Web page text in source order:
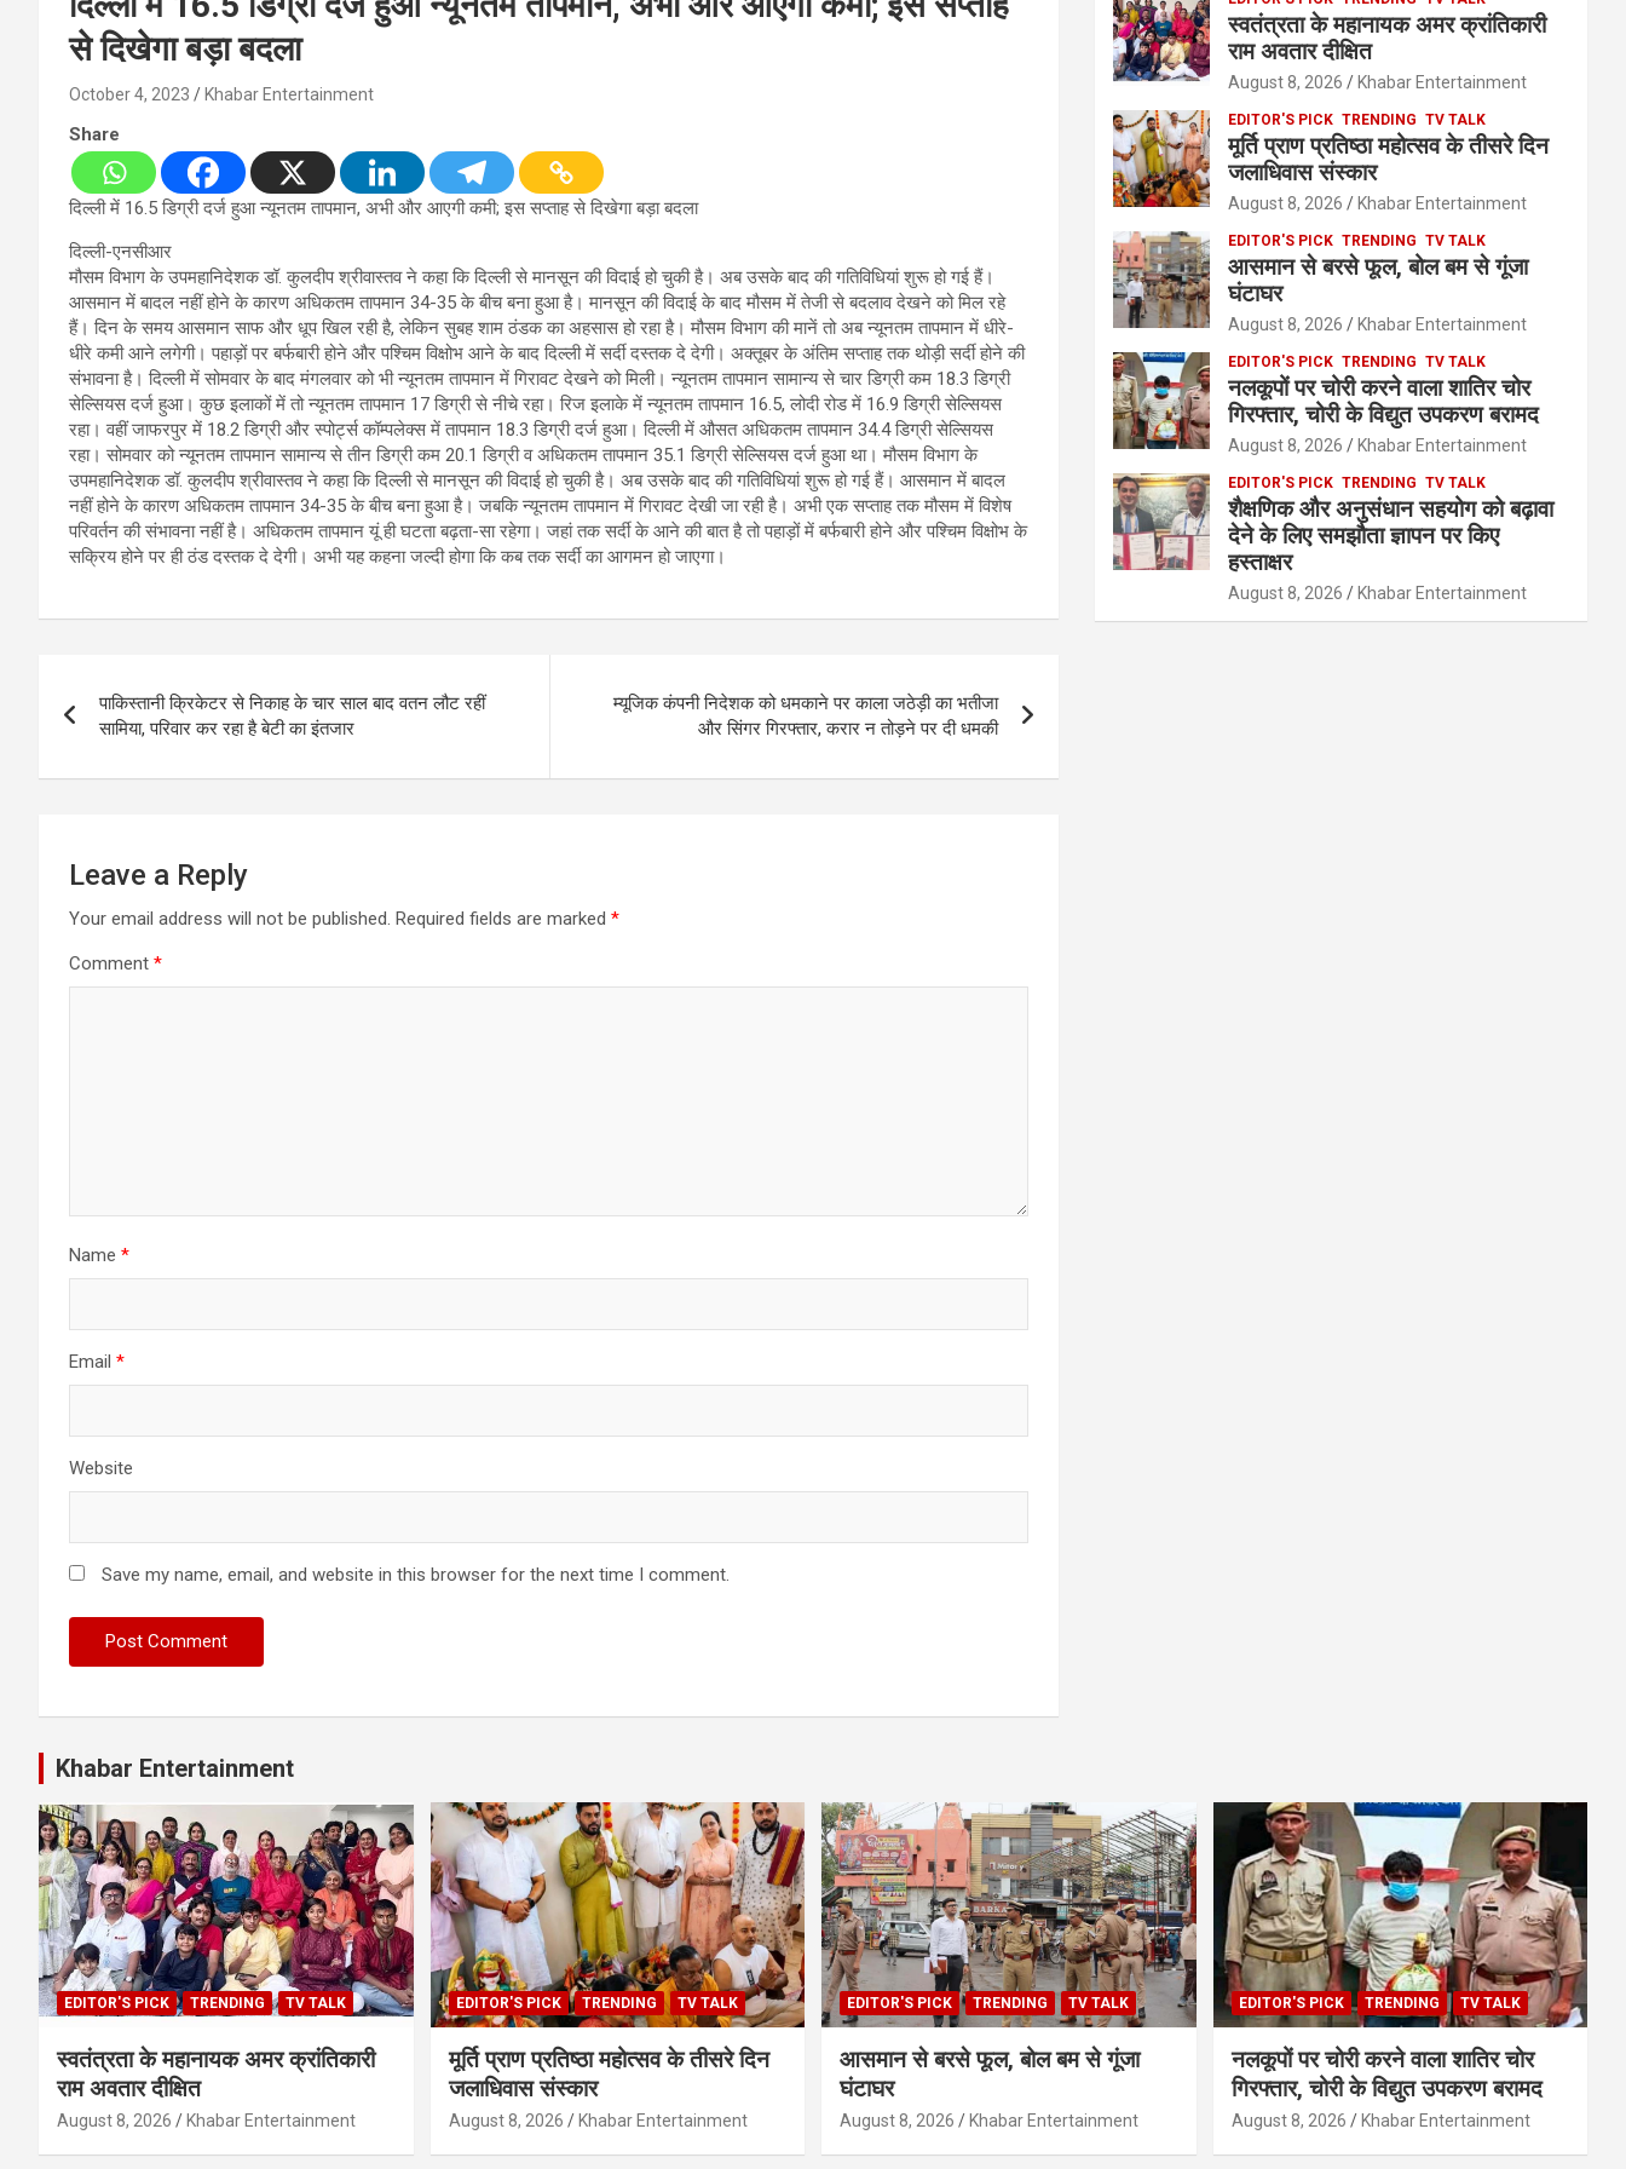
से दिखेगा बड़ा बदला
October 4, 2023 Khabar Entertainment
Share
दिल्ली में 16.5 डिग्री दर्ज हुआ न्यूनतम तापमान, अभी और आएगी कमी; इस सप्ताह से दिखेगा बड़ा बदला
दिल्ली-एनसीआर
मौसम विभाग के उपमहानिदेशक डॉ. कुलदीप श्रीवास्तव ने कहा कि दिल्ली से मानसून की विदाई हो चुकी है। अब उसके बाद की गतिविधियां शुरू हो गई हैं।
आसमान में बादल नहीं होने के कारण अधिकतम तापमान 34-35 के बीच बना हुआ है। मानसून की विदाई के बाद मौसम में तेजी से बदलाव देखने को मिल रहे
हैं। दिन के समय आसमान साफ और धूप खिल रही है, लेकिन सुबह शाम ठंडक का अहसास हो रहा है। मौसम विभाग की मानें तो अब न्यूनतम तापमान में धीरे-
धीरे कमी आने लगेगी। पहाड़ों पर बर्फबारी होने और पश्चिम विक्षोभ आने के बाद दिल्ली में सर्दी दस्तक दे देगी। अक्तूबर के अंतिम सप्ताह तक थोड़ी सर्दी होने की
संभावना है। दिल्ली में सोमवार के बाद मंगलवार को भी न्यूनतम तापमान में गिरावट देखने को मिली। न्यूनतम तापमान सामान्य से चार डिग्री कम 18.3 डिग्री
सेल्सियस दर्ज हुआ। कुछ इलाकों में तो न्यूनतम तापमान 17 डिग्री से नीचे रहा। रिज इलाके में न्यूनतम तापमान 16.5, लोदी रोड में 16.9 डिग्री सेल्सियस
रहा। वहीं जाफरपुर में 18.2 डिग्री और स्पोर्ट्स कॉम्पलेक्स में तापमान 18.3 डिग्री दर्ज हुआ। दिल्ली में औसत अधिकतम तापमान 34.4 डिग्री सेल्सियस
रहा। सोमवार को न्यूनतम तापमान सामान्य से तीन डिग्री कम 20.1 डिग्री व अधिकतम तापमान 35.1 डिग्री सेल्सियस दर्ज हुआ था। मौसम विभाग के
उपमहानिदेशक डॉ. कुलदीप श्रीवास्तव ने कहा कि दिल्ली से मानसून की विदाई हो चुकी है। अब उसके बाद की गतिविधियां शुरू हो गई हैं। आसमान में बादल
नहीं होने के कारण अधिकतम तापमान 34-35 के बीच बना हुआ है। जबकि न्यूनतम तापमान में गिरावट देखी जा रही है। अभी एक सप्ताह तक मौसम में विशेष
परिवर्तन की संभावना नहीं है। अधिकतम तापमान यूं ही घटता बढ़ता-सा रहेगा। जहां तक सर्दी के आने की बात है तो पहाड़ों में बर्फबारी होने और पश्चिम विक्षोभ के
सक्रिय होने पर ही ठंड दस्तक दे देगी। अभी यह कहना जल्दी होगा कि कब तक सर्दी का आगमन हो जाएगा।
navigation
पाकिस्तानी क्रिकेटर से निकाह के चार साल बाद वतन लौट रहीं
सामिया, परिवार कर रहा है बेटी का इंतजार
म्यूजिक कंपनी निदेशक को धमकाने पर काला जठेड़ी का भतीजा
और सिंगर गिरफ्तार, करार न तोड़ने पर दी धमकी
Leave a Reply
Your email address will not be published. Required fields are marked *
Comment *
Name *
Email *
Website
Save my name, email, and website in this browser for the next time I comment.
स्वतंत्रता के महानायक अमर क्रांतिकारी
राम अवतार दीक्षित
August 8, 2026 Khabar Entertainment
EDITOR'S PICK TRENDING TV TALK
मूर्ति प्राण प्रतिष्ठा महोत्सव के तीसरे दिन
जलाधिवास संस्कार
August 8, 2026 Khabar Entertainment
EDITOR'S PICK TRENDING TV TALK
आसमान से बरसे फूल, बोल बम से गूंजा
घंटाघर
August 8, 2026 Khabar Entertainment
EDITOR'S PICK TRENDING TV TALK
नलकूपों पर चोरी करने वाला शातिर चोर
गिरफ्तार, चोरी के विद्युत उपकरण बरामद
August 8, 2026 Khabar Entertainment
EDITOR'S PICK TRENDING TV TALK
शैक्षणिक और अनुसंधान सहयोग को बढ़ावा
देने के लिए समझौता ज्ञापन पर किए
हस्ताक्षर
August 8, 2026 Khabar Entertainment
Khabar Entertainment
EDITOR'S PICK TRENDING TV TALK
स्वतंत्रता के महानायक अमर क्रांतिकारी
राम अवतार दीक्षित
August 8, 2026 Khabar Entertainment
EDITOR'S PICK TRENDING TV TALK
मूर्ति प्राण प्रतिष्ठा महोत्सव के तीसरे दिन
जलाधिवास संस्कार
August 8, 2026 Khabar Entertainment
EDITOR'S PICK TRENDING TV TALK
आसमान से बरसे फूल, बोल बम से गूंजा
घंटाघर
August 8, 2026 Khabar Entertainment
EDITOR'S PICK TRENDING TV TALK
नलकूपों पर चोरी करने वाला शातिर चोर
गिरफ्तार, चोरी के विद्युत उपकरण बरामद
August 8, 2026 Khabar Entertainment